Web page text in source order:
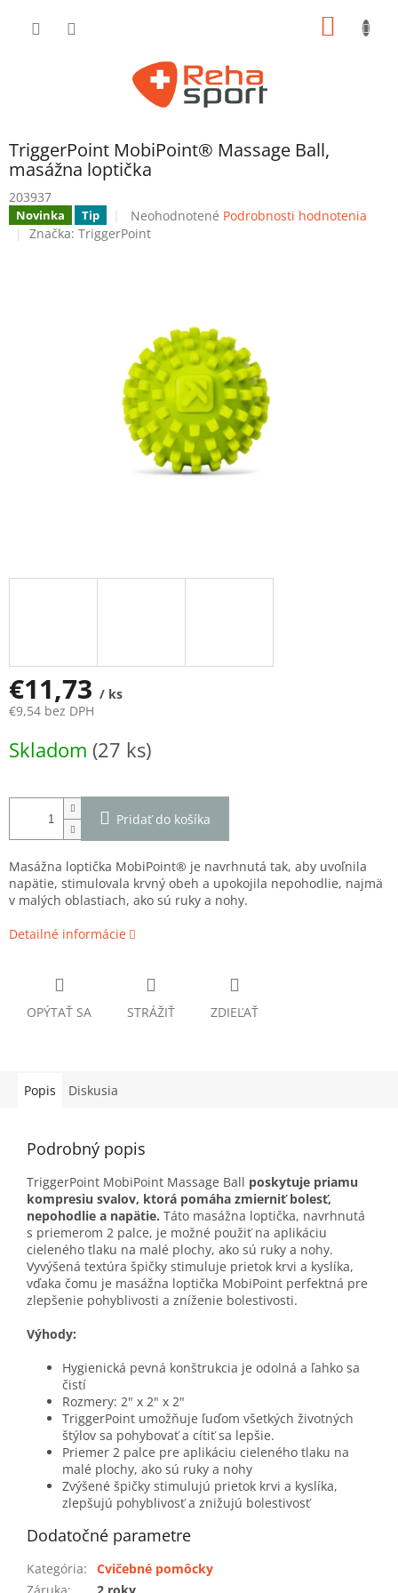
TriggerPoint MobiPoint® Massage Ball,
masážna loptička
203937
Novinka Tip
Priemerné
hodnotenie
hviezdičiek.
Neohodnotené Podrobnosti hodnotenia
Značka: TriggerPoint
€11,73 / ks
€9,54 bez DPH
cena:
Skladom (27 ks)
Pridať do košíka
Masážna loptička MobiPoint® je navrhnutá tak, aby uvoľnila
napätie, stimulovala krvný obeh a upokojila nepohodlie, najmä
v malých oblastiach, ako sú ruky a nohy.
Detailné informácie
OPÝTAŤ SA STRÁŽIŤ ZDIEĽAŤ
Popis Diskusia
Podrobný popis
TriggerPoint MobiPoint Massage Ball poskytuje priamu
kompresiu svalov, ktorá pomáha zmierniť bolesť,
nepohodlie a napätie. Táto masážna loptička, navrhnutá
s priemerom 2 palce, je možné použiť na aplikáciu
cieleného tlaku na malé plochy, ako sú ruky a nohy.
Vyvýšená textúra špičky stimuluje prietok krvi a kyslíka,
vďaka čomu je masážna loptička MobiPoint perfektná pre
zlepšenie pohyblivosti a zníženie bolestivosti.
Výhody:
Hygienická pevná konštrukcia je odolná a ľahko sa
čistí
Rozmery: 2" x 2" x 2"
TriggerPoint umožňuje ľuďom všetkých životných
štýlov sa pohybovať a cítiť sa lepšie.
Priemer 2 palce pre aplikáciu cieleného tlaku na
malé plochy, ako sú ruky a nohy
Zvýšené špičky stimulujú prietok krvi a kyslíka,
zlepšujú pohyblivosť a znižujú bolestivosť
Dodatočné parametre
Kategória:
Cvičebné pomôcky